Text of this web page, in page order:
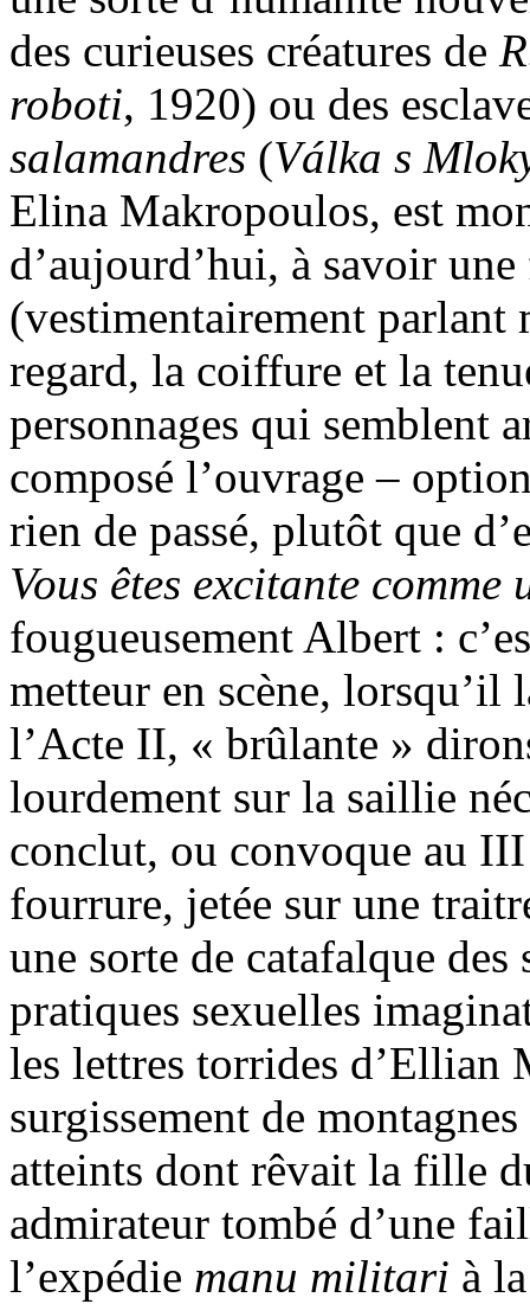
des curieuses créatures de
roboti, 1920) ou des
salamandres (Válka s
Elina Makropoulos, est
d’aujourd’hui, à savoir
(vestimentairement parlant
regard, la coiffure et la
personnages qui semblent
composé l’ouvrage –
rien de passé, plutôt que
Vous êtes excitante
fougueusement Albert :
metteur en scène, lorsqu’il
l’Acte II, « brûlante »
lourdement sur la saillie
conclut, ou convoque au
fourrure, jetée sur une
une sorte de catafalque
pratiques sexuelles
les lettres torrides d’Ellian
surgissement de
atteints dont rêvait la fille
admirateur tombé d’une
l’expédie manu militari à